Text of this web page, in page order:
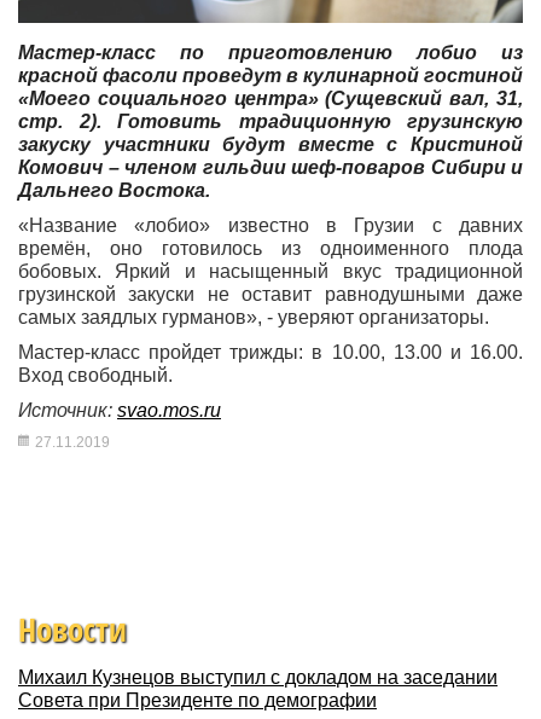
Мастер-класс по приготовлению лобио из
красной фасоли проведут в кулинарной гостиной
«Моего социального центра» (Сущевский вал, 31,
стр. 2). Готовить традиционную грузинскую
закуску участники будут вместе с Кристиной
Комович – членом гильдии шеф-поваров Сибири и
Дальнего Востока.
«Название «лобио» известно в Грузии с давних
времён, оно готовилось из одноименного плода
бобовых. Яркий и насыщенный вкус традиционной
грузинской закуски не оставит равнодушными даже
самых заядлых гурманов», - уверяют организаторы.
Мастер-класс пройдет трижды: в 10.00, 13.00 и 16.00.
Вход свободный.
Источник: svao.mos.ru
27.11.2019
Новости
Михаил Кузнецов выступил с докладом на заседании
Совета при Президенте по демографии